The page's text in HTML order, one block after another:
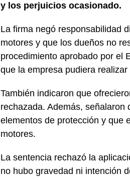
y los perjuicios ocasionado.
La firma negó responsabilidad
motores y que los dueños no
procedimiento aprobado por el
que la empresa pudiera
También indicaron que
rechazada. Además,
elementos de protección y que
motores.
La sentencia rechazó la
no hubo gravedad ni intención